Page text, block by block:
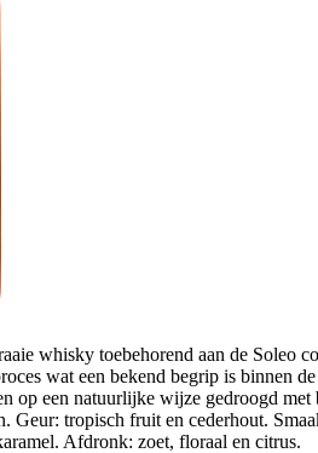
whisky toebehorend aan de Soleo
wat een bekend begrip is binnen
op een natuurlijke wijze gedroogd met
Geur: tropisch fruit en cederhout.
Afdronk: zoet, floraal en citrus.